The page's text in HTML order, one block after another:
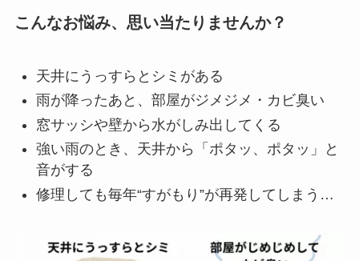
こんなお悩み、思い当たりませんか？
天井にうっすらとシミがある
雨が降ったあと、部屋がジメジメ・カビ臭い
窓サッシや壁から水がしみ出してくる
強い雨のとき、天井から「ポタッ、ポタッ」と
音がする
修理しても毎年“すがもり”が再発してしまう…